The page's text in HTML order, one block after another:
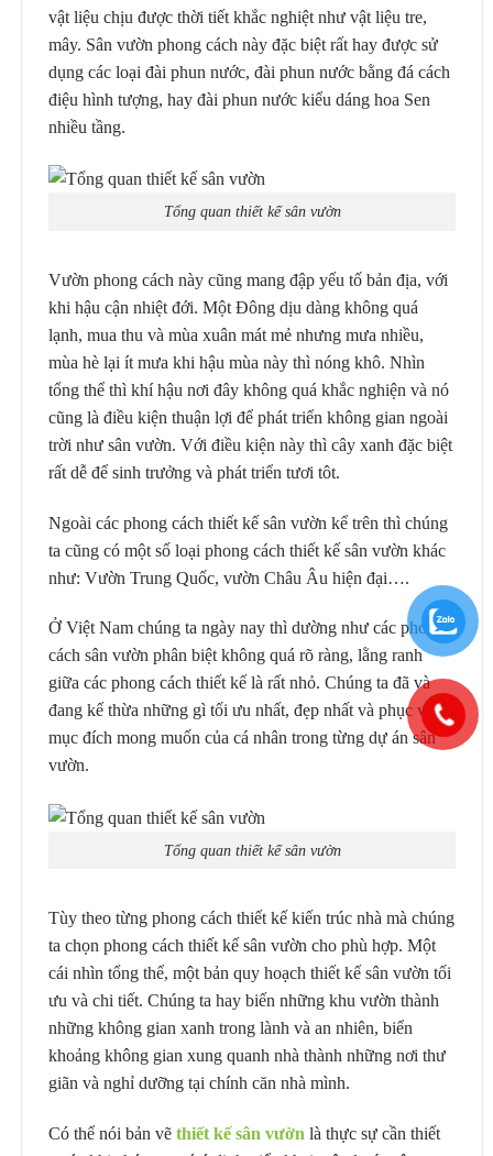
vật liệu chịu được thời tiết khắc nghiệt như vật liệu tre,
mây. Sân vườn phong cách này đặc biệt rất hay được sử
dụng các loại đài phun nước, đài phun nước bằng đá cách
điệu hình tượng, hay đài phun nước kiểu dáng hoa Sen
nhiều tầng.
Tổng quan thiết kế sân vườn
Vườn phong cách này cũng mang đập yếu tố bản địa, với
khi hậu cận nhiệt đới. Một Đông dịu dàng không quá
lạnh, mua thu và mùa xuân mát mẻ nhưng mưa nhiều,
mùa hè lại ít mưa khi hậu mùa này thì nóng khô. Nhìn
tổng thể thì khí hậu nơi đây không quá khắc nghiện và nó
cũng là điều kiện thuận lợi để phát triển không gian ngoài
trời như sân vườn. Với điều kiện này thì cây xanh đặc biệt
rất dễ để sinh trưởng và phát triển tươi tôt.
Ngoài các phong cách thiết kế sân vườn kể trên thì chúng
ta cũng có một số loại phong cách thiết kế sân vườn khác
như: Vườn Trung Quốc, vườn Châu Âu hiện đại….
Ở Việt Nam chúng ta ngày nay thì dường như các phong
cách sân vườn phân biệt không quá rõ ràng, lằng ranh
giữa các phong cách thiết kế là rất nhỏ. Chúng ta đã và
đang kế thừa những gì tối ưu nhất, đẹp nhất và phục vụ
mục đích mong muốn của cá nhân trong từng dự án sân
vườn.
Tổng quan thiết kế sân vườn
Tùy theo từng phong cách thiết kế kiến trúc nhà mà chúng
ta chọn phong cách thiết kế sân vườn cho phù hợp. Một
cái nhìn tổng thể, một bản quy hoạch thiết kế sân vườn tối
ưu và chi tiết. Chúng ta hay biến những khu vườn thành
những không gian xanh trong lành và an nhiên, biển
khoảng không gian xung quanh nhà thành những nơi thư
giãn và nghỉ dưỡng tại chính căn nhà mình.
Có thể nói bản vẽ thiết kế sân vườn là thực sự cần thiết